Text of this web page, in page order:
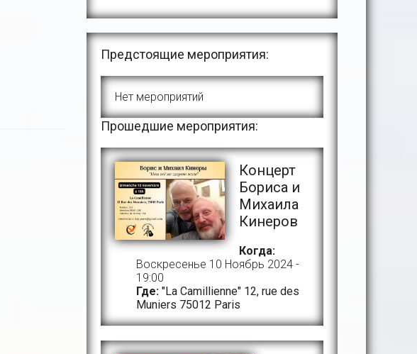
Предстоящие мероприятия:
Нет мероприятий
Прошедшие мероприятия:
Концерт
Бориса и
Михаила
Кинеров
Когда:
Воскресенье 10 Ноябрь 2024 -
19:00
Где: "La Camillienne" 12, rue des
Muniers 75012 Paris